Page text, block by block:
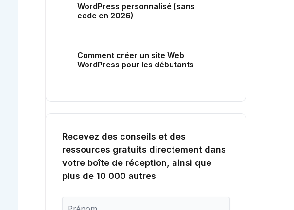
WordPress personnalisé (sans
code en 2026)
Comment créer un site Web
WordPress pour les débutants
Recevez des conseils et des
ressources gratuits directement dans
votre boîte de réception, ainsi que
plus de 10 000 autres